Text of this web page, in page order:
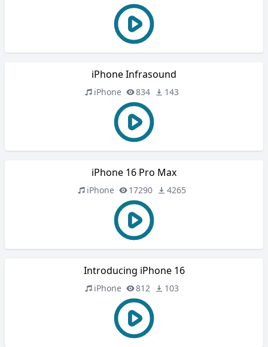
iPhone Infrasound
iPhone 834 143
iPhone 16 Pro Max
iPhone 17290 4265
Introducing iPhone 16
iPhone 812 103